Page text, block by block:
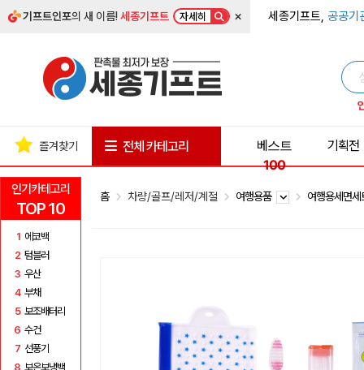
기프트인포의 새 이름!세종기프트 자세히 × 세종기프트, 공공기
인기카테고리
TOP 10
1 에코백
2 텀블러
3 우산
4 부채
5 보조배터리
6 수건
7 선풍기
8 보온보냉백
즐겨찾기 전체 카테고리
베스트
100
기획전
홈 차량/골프/레저/계절 여행용품 여행용세면